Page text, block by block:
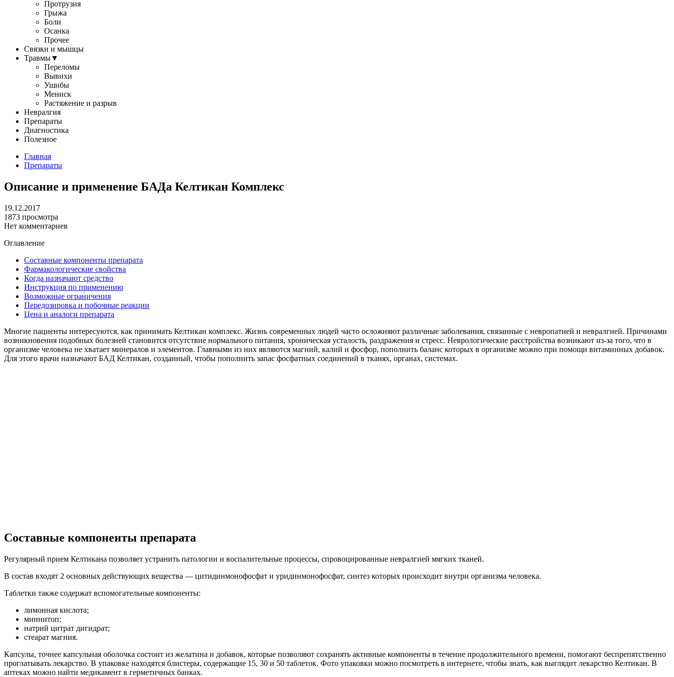
Протрузия
Грыжа
Боли
Осанка
Прочее
Связки и мышцы
Травмы▼
Переломы
Вывихи
Ушибы
Мениск
Растяжение и разрыв
Невралгия
Препараты
Диагностика
Полезное
Главная
Препараты
Описание и применение БАДа Келтикан Комплекс
19.12.2017
1873 просмотра
Нет комментариев
Оглавление
Составные компоненты препарата
Фармакологические свойства
Когда назначают средство
Инструкция по применению
Возможные ограничения
Передозировка и побочные реакции
Цена и аналоги препарата
Многие пациенты интересуются, как принимать Келтикан комплекс. Жизнь современных людей часто осложняют различные заболевания, связанные с невропатией и невралгией. Причинами
возникновения подобных болезней становится отсутствие нормального питания, хроническая усталость, раздражения и стресс. Неврологические расстройства возникают из-за того, что в
организме человека не хватает минералов и элементов. Главными из них являются магний, калий и фосфор, пополнить баланс которых в организме можно при помощи витаминных добавок.
Для этого врачи назначают БАД Келтикан, созданный, чтобы пополнить запас фосфатных соединений в тканях, органах, системах.
Составные компоненты препарата
Регулярный прием Келтикана позволяет устранить патологии и воспалительные процессы, спровоцированные невралгией мягких тканей.
В состав входят 2 основных действующих вещества — цитидинмонофосфат и уридинмонофосфат, синтез которых происходит внутри организма человека.
Таблетки также содержат вспомогательные компоненты:
лимонная кислота;
миннитоп;
натрий цитрат дигидрат;
стеарат магния.
Капсулы, точнее капсульная оболочка состоит из желатина и добавок, которые позволяют сохранять активные компоненты в течение продолжительного времени, помогают беспрепятственно
проглатывать лекарство. В упаковке находятся блистеры, содержащие 15, 30 и 50 таблеток. Фото упаковки можно посмотреть в интернете, чтобы знать, как выглядит лекарство Келтикан. В
аптеках можно найти медикамент в герметичных банках.